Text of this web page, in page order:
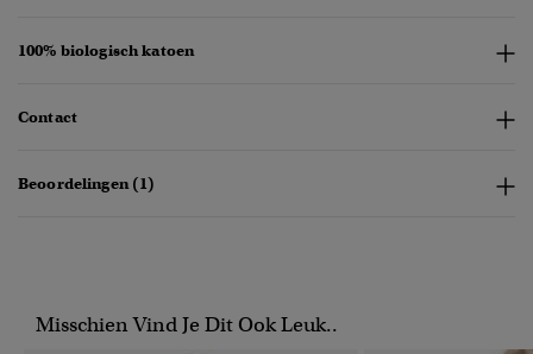
100% biologisch katoen
Contact
Beoordelingen (1)
Misschien Vind Je Dit Ook Leuk..